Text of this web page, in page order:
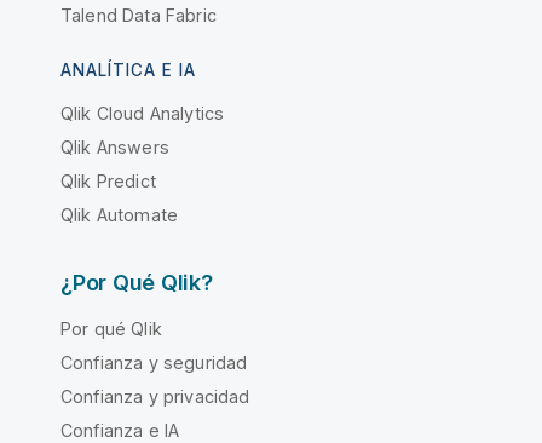
Talend Data Fabric
ANALÍTICA E IA
Qlik Cloud Analytics
Qlik Answers
Qlik Predict
Qlik Automate
¿Por Qué Qlik?
Por qué Qlik
Confianza y seguridad
Confianza y privacidad
Confianza e IA